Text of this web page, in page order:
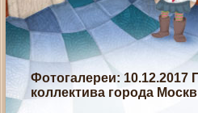
Фотогалереи: 10.12.2017
коллектива города